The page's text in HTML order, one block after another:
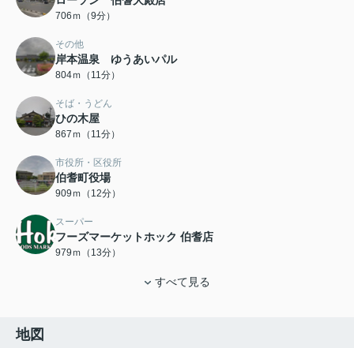
706ｍ（9分）
その他
岸本温泉 ゆうあいパル
804ｍ（11分）
そば・うどん
ひの木屋
867ｍ（11分）
市役所・区役所
伯耆町役場
909ｍ（12分）
スーパー
フーズマーケットホック 伯耆店
979ｍ（13分）
すべて見る
地図